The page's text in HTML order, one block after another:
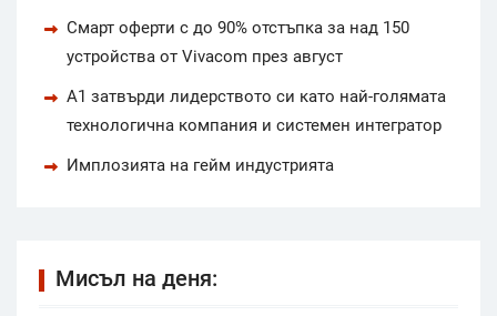
Смарт оферти с до 90% отстъпка за над 150
устройства от Vivacom през август
А1 затвърди лидерството си като най-голямата
технологична компания и системен интегратор
Имплозията на гейм индустрията
Мисъл на деня: